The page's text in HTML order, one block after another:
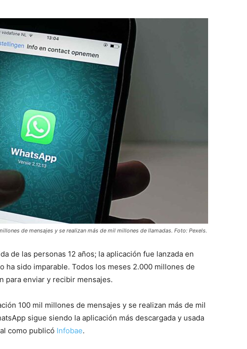
de mensajes y se realizan más de mil millones de llamadas. Foto: Pexels.
de las personas 12 años; la aplicación fue lanzada en
ha sido imparable. Todos los meses 2.000 millones de
para enviar y recibir mensajes.
100 mil millones de mensajes y se realizan más de mil
sigue siendo la aplicación más descargada y usada
como publicó Infobae.